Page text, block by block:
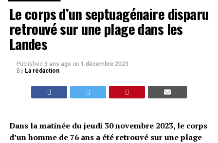
Le corps d’un septuagénaire disparu
retrouvé sur une plage dans les
Landes
Published 3 ans ago on 1 décembre 2023
By La rédaction
Dans la matinée du jeudi 30 novembre 2023, le corps
d’un homme de 76 ans a été retrouvé sur une plage